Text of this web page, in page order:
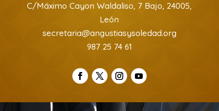
C/Máximo Cayon Waldaliso, 7 Bajo, 24005,
León
secretaria@angustiasysoledad.org
987 25 74 61